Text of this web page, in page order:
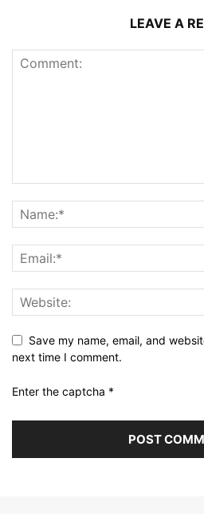
LEAVE A
Save my name, email, and
next time I comment.
Enter the captcha *